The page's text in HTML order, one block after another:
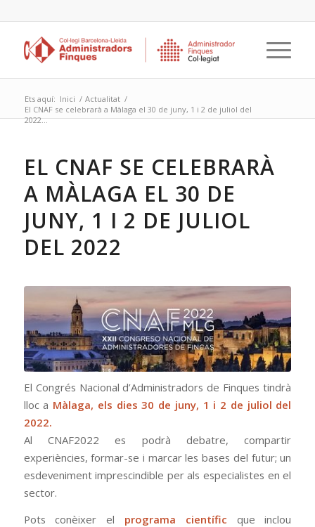
Ets aquí: Inici / Actualitat /
El CNAF se celebrarà a Màlaga el 30 de juny, 1 i 2 de juliol del
2022...
EL CNAF SE CELEBRARÀ
A MÀLAGA EL 30 DE
JUNY, 1 I 2 DE JULIOL
DEL 2022
El Congrés Nacional d’Administradors de Finques tindrà
lloc a Màlaga, els dies 30 de juny, 1 i 2 de juliol del
2022.
Al CNAF2022 es podrà debatre, compartir
experiències, formar-se i marcar les bases del futur; un
esdeveniment imprescindible per als especialistes en el
sector.
Pots conèixer el programa científic que inclou